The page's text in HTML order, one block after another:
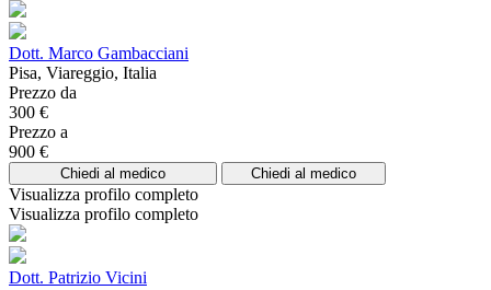
Dott. Marco Gambacciani
Pisa, Viareggio, Italia
Prezzo da
300 €
Prezzo a
900 €
Chiedi al medico Chiedi al medico
Visualizza profilo completo
Visualizza profilo completo
Dott. Patrizio Vicini